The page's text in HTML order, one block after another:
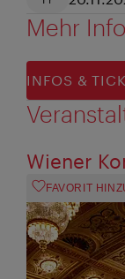
Mehr
INFOS &
Wiener
FAVORIT